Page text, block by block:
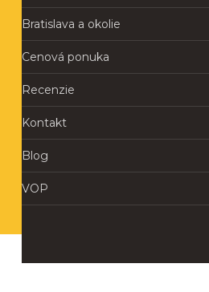
Bratislava a okolie
Cenová ponuka
Recenzie
Kontakt
Blog
VOP